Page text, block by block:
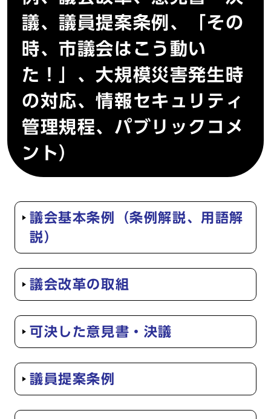
議、議員提案条例、「その
時、市議会はこう動い
た！」、大規模災害発生時
の対応、情報セキュリティ
管理規程、パブリックコメ
ント）
議会基本条例（条例解説、用語解
説）
議会改革の取組
可決した意見書・決議
議員提案条例